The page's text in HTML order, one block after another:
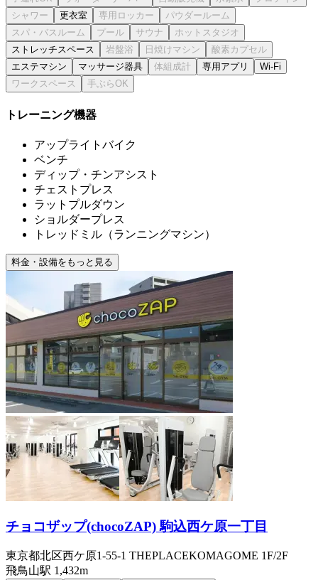
更衣室
ストレッチスペース
エステマシン
マッサージ器具 専用アプリ Wi-Fi
トレーニング機器
アップライトバイク
ベンチ
ディップ・チンアシスト
チェストプレス
ラットプルダウン
ショルダープレス
トレッドミル（ランニングマシン）
料金・設備をもっと見る
チョコザップ(chocoZAP) 駒込西ケ原一丁目
東京都北区西ケ原1-55-1 THEPLACEKOMAGOME 1F/2F
飛鳥山駅 1,432m